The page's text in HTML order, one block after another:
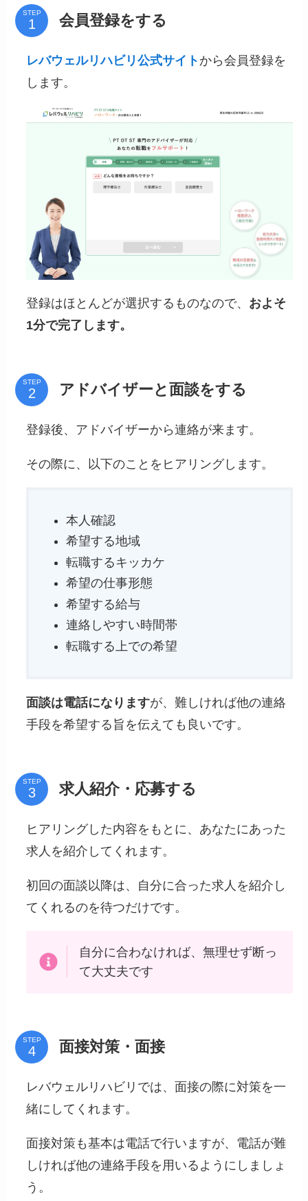
STEP 会員登録をする
レバウェルリハビリ公式サイト から会員登録を
します。
登録はほとんどが選択するものなので、 およそ
1分で完了します。
STEP アドバイザーと面談をする
登録後、アドバイザーから連絡が来ます。
その際に、以下のことをヒアリングします。
本人確認
希望する地域
転職するキッカケ
希望の仕事形態
希望する給与
連絡しやすい時間帯
転職する上での希望
面談は電話になりますが、難しければ他の連絡
手段を希望する旨を伝えても良いです。
STEP 求人紹介・応募する
ヒアリングした内容をもとに、あなたにあった
求人を紹介してくれます。
初回の面談以降は、自分に合った求人を紹介し
てくれるのを待つだけです。
自分に合わなければ、無理せず断っ
て大丈夫です
STEP 面接対策・面接
レバウェルリハビリでは、面接の際に対策を一
緒にしてくれます。
面接対策も基本は電話で行いますが、電話が難
しければ他の連絡手段を用いるようにしましょ
う。